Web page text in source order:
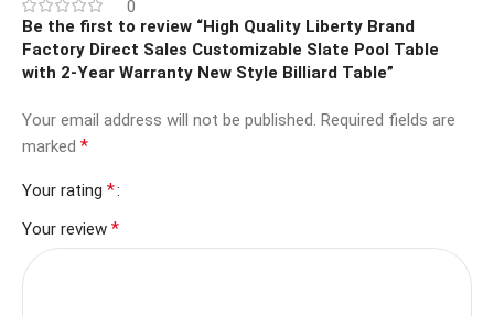
0
Be the first to review “High Quality Liberty Brand
Factory Direct Sales Customizable Slate Pool Table
with 2-Year Warranty New Style Billiard Table”
Your email address will not be published. Required fields are
marked *
Your rating *
Your review *